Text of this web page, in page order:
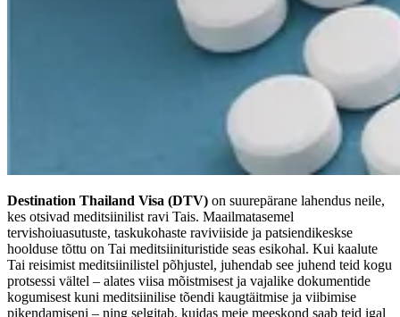
Destination Thailand Visa (DTV) on suurepärane lahendus neile,
kes otsivad meditsiinilist ravi Tais. Maailmatasemel
tervishoiuasutuste, taskukohaste raviviiside ja patsiendikeskse
hoolduse tõttu on Tai meditsiinituristide seas esikohal. Kui kaalute
Tai reisimist meditsiinilistel põhjustel, juhendab see juhend teid kogu
protsessi vältel – alates viisa mõistmisest ja vajalike dokumentide
kogumisest kuni meditsiinilise tõendi kaugtäitmise ja viibimise
pikendamiseni – ning selgitab, kuidas meie meeskond saab teid igal